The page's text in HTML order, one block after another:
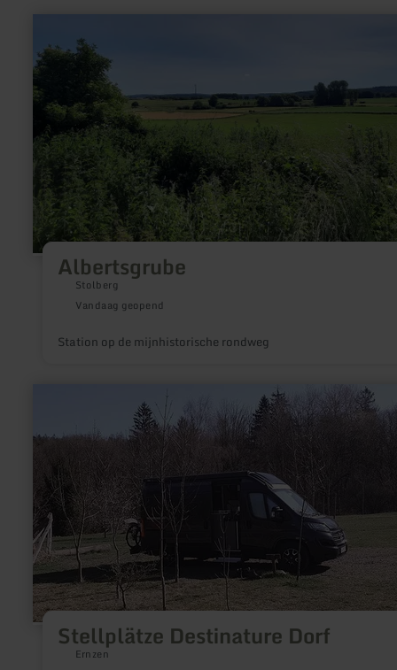
Albertsgrube
Stolberg
Vandaag geopend
Station op de mijnhistorische rondweg
over:
Albertsgrube
Stellplätze Destinature Dorf
Ernzen
Stellplätze